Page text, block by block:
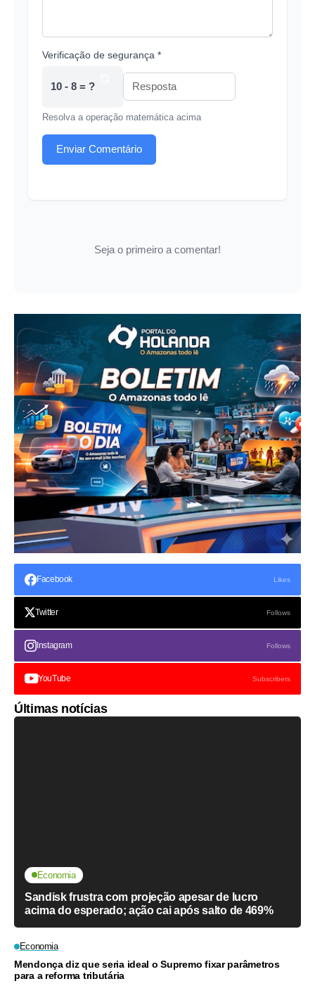
Verificação de segurança *
10 - 8 = ?
Resolva a operação matemática acima
Enviar Comentário
Seja o primeiro a comentar!
Facebook Likes
Twitter Follows
Instagram Follows
YouTube Subscribers
Últimas notícias
Economia
Sandisk frustra com projeção apesar de lucro
acima do esperado; ação cai após salto de 469%
Economia
Mendonça diz que seria ideal o Supremo fixar parâmetros
para a reforma tributária